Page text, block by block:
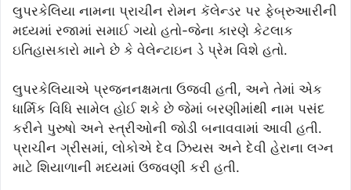
લુપરકેલિયા નામના પ્રાચીન રોમન કૅલેન્ડર પર ફેબ્રુઆરીની
મધ્યમાં રજામાં સમાઈ ગયો હતો-જેના કારણે કેટલાક
ઇતિહાસકારો માને છે કે વેલેન્ટાઇન ડે પ્રેમ વિશે હતો.
લુપરકેલિયાએ પ્રજનનક્ષમતા ઉજવી હતી, અને તેમાં એક
ધાર્મિક વિધિ સામેલ હોઈ શકે છે જેમાં બરણીમાંથી નામ પસંદ
કરીને પુરુષો અને સ્ત્રીઓની જોડી બનાવવામાં આવી હતી.
પ્રાચીન ગ્રીસમાં, લોકોએ દેવ ઝિયસ અને દેવી હેરાના લગ્ન
માટે શિયાળાની મધ્યમાં ઉજવણી કરી હતી.